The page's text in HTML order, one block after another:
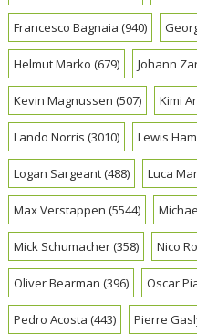
Francesco Bagnaia (940)
Helmut Marko (679) Johann
Kevin Magnussen (507) Kimi
Lando Norris (3010) Lewis
Logan Sargeant(488) Luca
Max Verstappen (5544)
Mick Schumacher(358) Nico
Oliver Bearman (396) Oscar
Pedro Acosta (443) Pierre